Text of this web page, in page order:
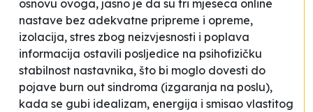
osnovu ovoga, jasno je da su tri mjeseca online
nastave bez adekvatne pripreme i opreme,
izolacija, stres zbog neizvjesnosti i poplava
informacija ostavili posljedice na psihofizičku
stabilnost nastavnika, što bi moglo dovesti do
pojave burn out sindroma (izgaranja na poslu),
kada se gubi idealizam, energija i smisao vlastitog